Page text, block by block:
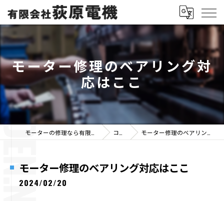
モーター修理のベアリング対
応はここ
コラム モーター修理のベアリング対応はここ
モーター修理のベアリング対応はここ
2024/02/20